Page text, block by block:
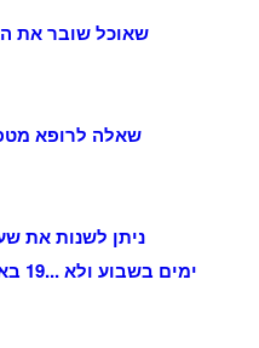
שאוכל שובר את
שאלה לרופא
ימים בשבוע ולא ...